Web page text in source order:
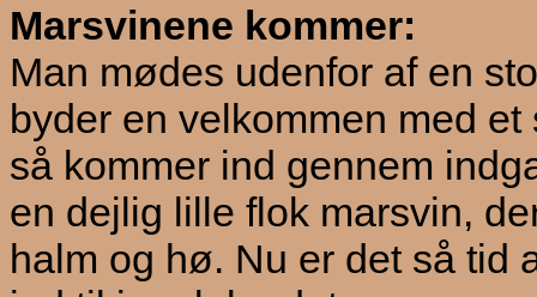
Marsvinene kommer:
Man mødes udenfor af en
byder en velkommen med
så kommer ind gennem
en dejlig lille flok marsvin,
halm og hø. Nu er det så tid